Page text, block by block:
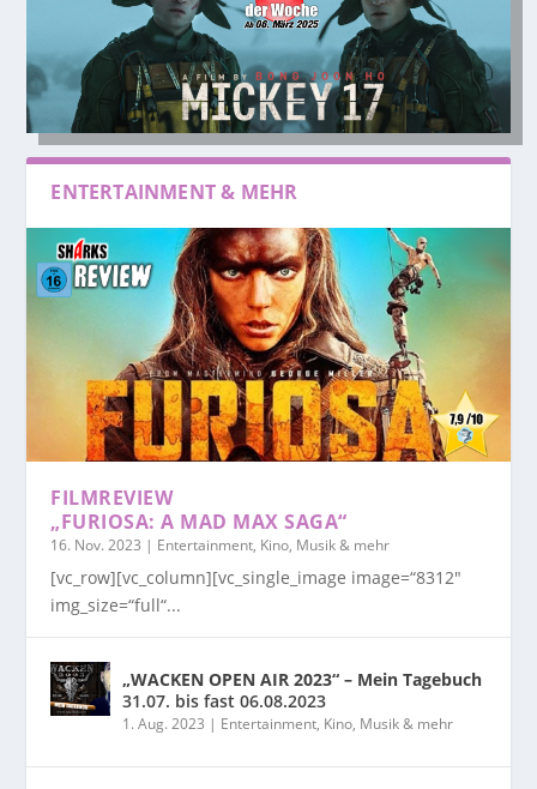
ENTERTAINMENT & MEHR
FILMREVIEW
„FURIOSA: A MAD MAX SAGA“
16. Nov. 2023 | Entertainment, Kino, Musik & mehr
[vc_row][vc_column][vc_single_image image=“8312″
img_size=“full“...
„WACKEN OPEN AIR 2023“ – Mein Tagebuch
31.07. bis fast 06.08.2023
1. Aug. 2023 | Entertainment, Kino, Musik & mehr